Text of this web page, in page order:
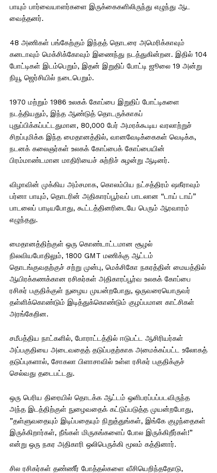
பாயும் பார்வையாளர்களை இருக்கைகளிலிருந்து எழுந்து ஆட
வைத்தனர்.
48 அணிகள் பங்கேற்கும் இந்தத் தொடரை அமெரிக்காவும்
கனடாவும் மெக்சிக்கோவும் இணைந்து நடத்துகின்றன. இதில் 104
போட்டிகள் இடம்பெறும், இதன் இறுதிப் போட்டி ஜூலை 19 அன்று
நியூ ஜெர்சியில் நடைபெறும்.
1970 மற்றும் 1986 உலகக் கோப்பை இறுதிப் போட்டிகளை
நடத்தியதும், இந்த ஆண்டுத் தொடருக்காகப்
புதுப்பிக்கப்பட்டதுமான, 80,000 பேர் அமரக்கூடிய வரலாற்றுச்
சிறப்புமிக்க இந்த மைதானத்தில், வானவேடிக்கைகள் வெடிக்க,
நடனக் கலைஞர்கள் உலகக் கோப்பைக் கோப்பையின்
பிரம்மாண்டமான மாதிரியைச் சுற்றிச் சுழன்று ஆடினர்.
விழாவின் முக்கிய அம்சமாக, கொலம்பிய நட்சத்திரம் ஷகீராவும்
பர்னா பாயும், தொடரின் அதிகாரப்பூர்வப் பாடலான “டாய் டாய்”
பாடலைப் பாடியபோது, ​​கூட்டத்தினரிடையே பெரும் ஆரவாரம்
எழுந்தது.
மைதானத்திற்குள் ஒரு கொண்டாட்டமான சூழல்
நிலவியபோதிலும், 1800 GMT மணிக்கு ஆட்டம்
தொடங்குவதற்குச் சற்று முன்பு, மெக்சிகோ நகரத்தின் மையத்தில்
ஆயிரக்கணக்கான ரசிகர்கள் அதிகாரப்பூர்வ உலகக் கோப்பை
ரசிகர் பகுதிக்குள் நுழைய முயன்றபோது, ​​ஒருவரையொருவர்
தள்ளிக்கொண்டும் இடித்துக்கொண்டும் குழப்பமான காட்சிகள்
அரங்கேறின.
சமீபத்திய நாட்களில், போராட்டத்தில் ஈடுபட்ட ஆசிரியர்கள்
அப்பகுதியை அடைவதைத் தடுப்பதற்காக அமைக்கப்பட்ட உலோகத்
தடுப்புகளால், சோகலா பிளாசாவில் உள்ள ரசிகர் பகுதிக்குச்
செல்வது தடைபட்டது.
ஒரு பெரிய திரையில் தொடக்க ஆட்டம் ஒளிபரப்பப்படவிருந்த
அந்த இடத்திற்குள் நுழைவதைக் கட்டுப்படுத்த முயன்றபோது, ​​
”தள்ளுவதையும் இடிப்பதையும் நிறுத்துங்கள், இங்கே குழந்தைகள்
இருக்கிறார்கள், நீங்கள் மிருகங்களைப் போல இருக்கிறீர்கள்!”
என்று ஒரு நகர அதிகாரி ஒலிபெருக்கி மூலம் கத்தினார்.
சில ரசிகர்கள் தண்ணீர் போத்தல்களை வீசியெறிந்ததோடு,